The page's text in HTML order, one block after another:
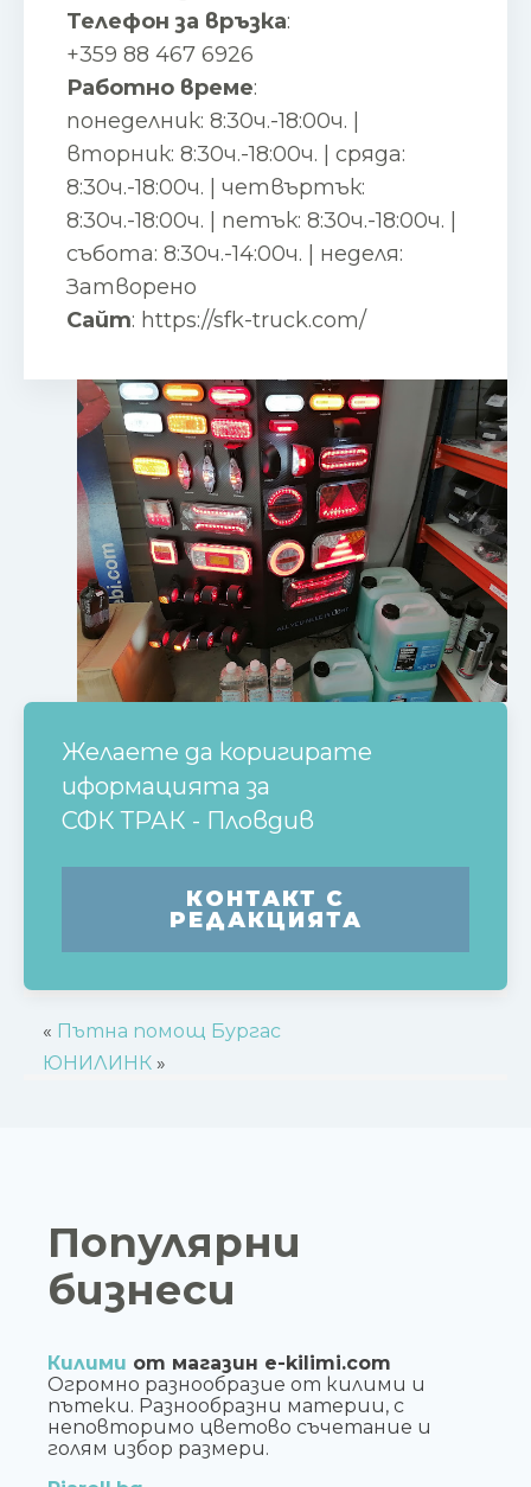
Телефон за връзка:
+359 88 467 6926
Работно време:
понеделник: 8:30ч.-18:00ч. |
вторник: 8:30ч.-18:00ч. | сряда:
8:30ч.-18:00ч. | четвъртък:
8:30ч.-18:00ч. | петък: 8:30ч.-18:00ч. |
събота: 8:30ч.-14:00ч. | неделя:
Затворено
Сайт: https://sfk-truck.com/
Желаете да коригирате
иформацията за
СФК ТРАК - Пловдив
КОНТАКТ С
РЕДАКЦИЯТА
« Пътна помощ Бургас
ЮНИЛИНК»
Популярни
бизнеси
Килими от магазин e-kilimi.com
Огромно разнообразие от килими и
пътеки. Разнообразни материи, с
неповторимо цветово съчетание и
голям избор размери.